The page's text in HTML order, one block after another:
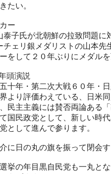
たい。
ー
子氏が北朝鮮の拉致問題に
チェリ銀メダリストの山本先
をして２０年ぶりにメダル
頭演説
十年・第二次大戦６０年・
より評価わえている、日米
民主主義には賛否両論ある
国民政党として、新しい時
として進んで参ります。
に日の丸の旗を振って閉会す
挙の年目黒自民党も一丸と